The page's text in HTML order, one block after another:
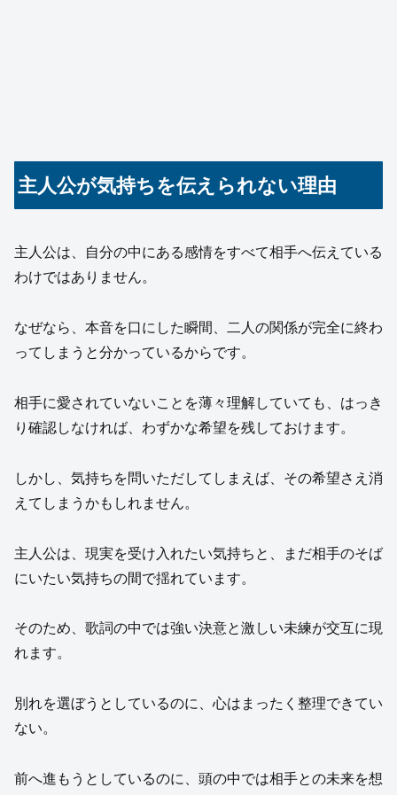
主人公が気持ちを伝えられない理由
主人公は、自分の中にある感情をすべて相手へ伝えている
わけではありません。
なぜなら、本音を口にした瞬間、二人の関係が完全に終わ
ってしまうと分かっているからです。
相手に愛されていないことを薄々理解していても、はっき
り確認しなければ、わずかな希望を残しておけます。
しかし、気持ちを問いただしてしまえば、その希望さえ消
えてしまうかもしれません。
主人公は、現実を受け入れたい気持ちと、まだ相手のそば
にいたい気持ちの間で揺れています。
そのため、歌詞の中では強い決意と激しい未練が交互に現
れます。
別れを選ぼうとしているのに、心はまったく整理できてい
ない。
前へ進もうとしているのに、頭の中では相手との未来を想